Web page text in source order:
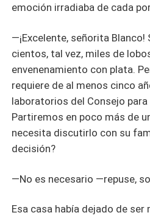
emoción irradiaba de cada
—¡Excelente, señorita
cientos, tal vez, miles de
envenenamiento con plata.
requiere de al menos cinco
laboratorios del Consejo
Partiremos en poco más de
necesita discutirlo con su
decisión?
—No es necesario —repuse,
Esa casa había dejado de